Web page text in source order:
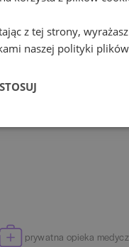
rodziny na
korzystnych warunkach.
prywatna opieka
z tej strony,
naszej polityki